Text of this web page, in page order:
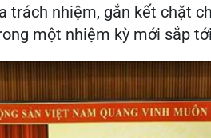
trách nhiệm, gắn kết chặt
một nhiệm kỳ mới sắp